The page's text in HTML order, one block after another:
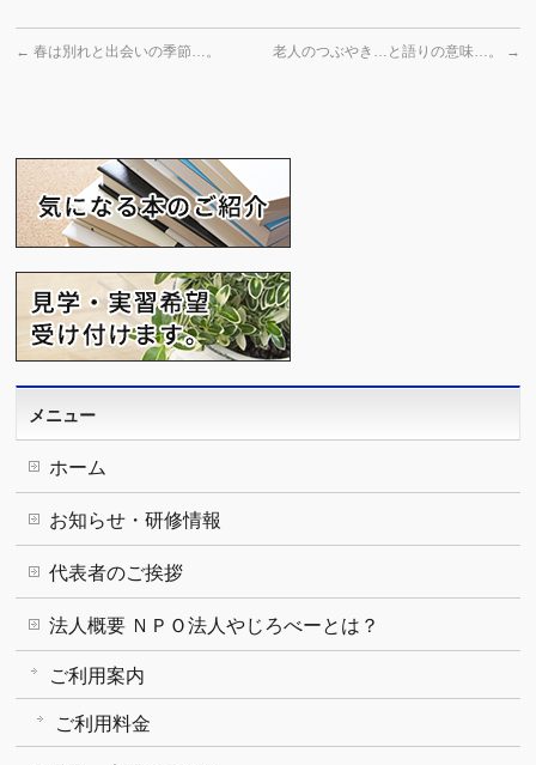
← 春は別れと出会いの季節…。 老人のつぶやき…と語りの意味…。 →
メニュー
ホーム
お知らせ・研修情報
代表者のご挨拶
法人概要 ＮＰＯ法人やじろべーとは？
ご利用案内
ご利用料金